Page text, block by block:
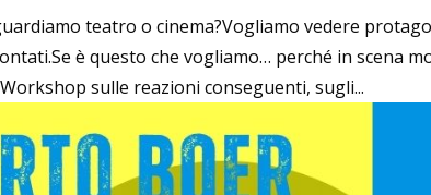
teatro o cinema?Vogliamo vedere
è questo che vogliamo… perché in scena
sulle reazioni conseguenti, sugli...